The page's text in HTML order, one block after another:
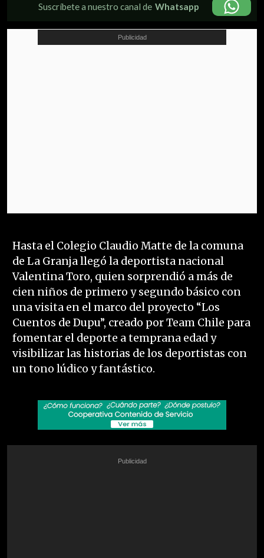
Suscríbete a nuestro canal de Whatsapp
Hasta el Colegio Claudio Matte de la comuna
de La Granja llegó la deportista nacional
Valentina Toro, quien sorprendió a más de
cien niños de primero y segundo básico con
una visita en el marco del proyecto “Los
Cuentos de Dupu”, creado por Team Chile para
fomentar el deporte a temprana edad y
visibilizar las historias de los deportistas con
un tono lúdico y fantástico.